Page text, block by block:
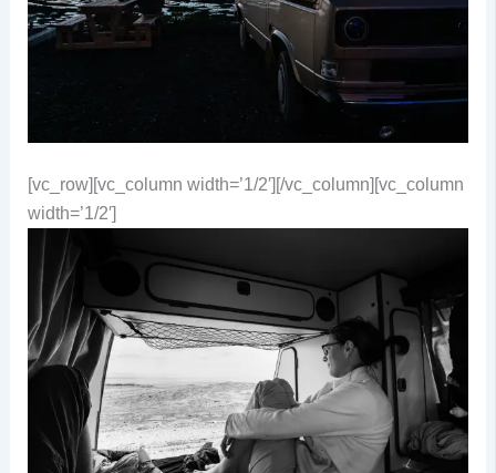
[vc_row][vc_column width=’1/2′] [/vc_column][vc_column
width=’1/2′]